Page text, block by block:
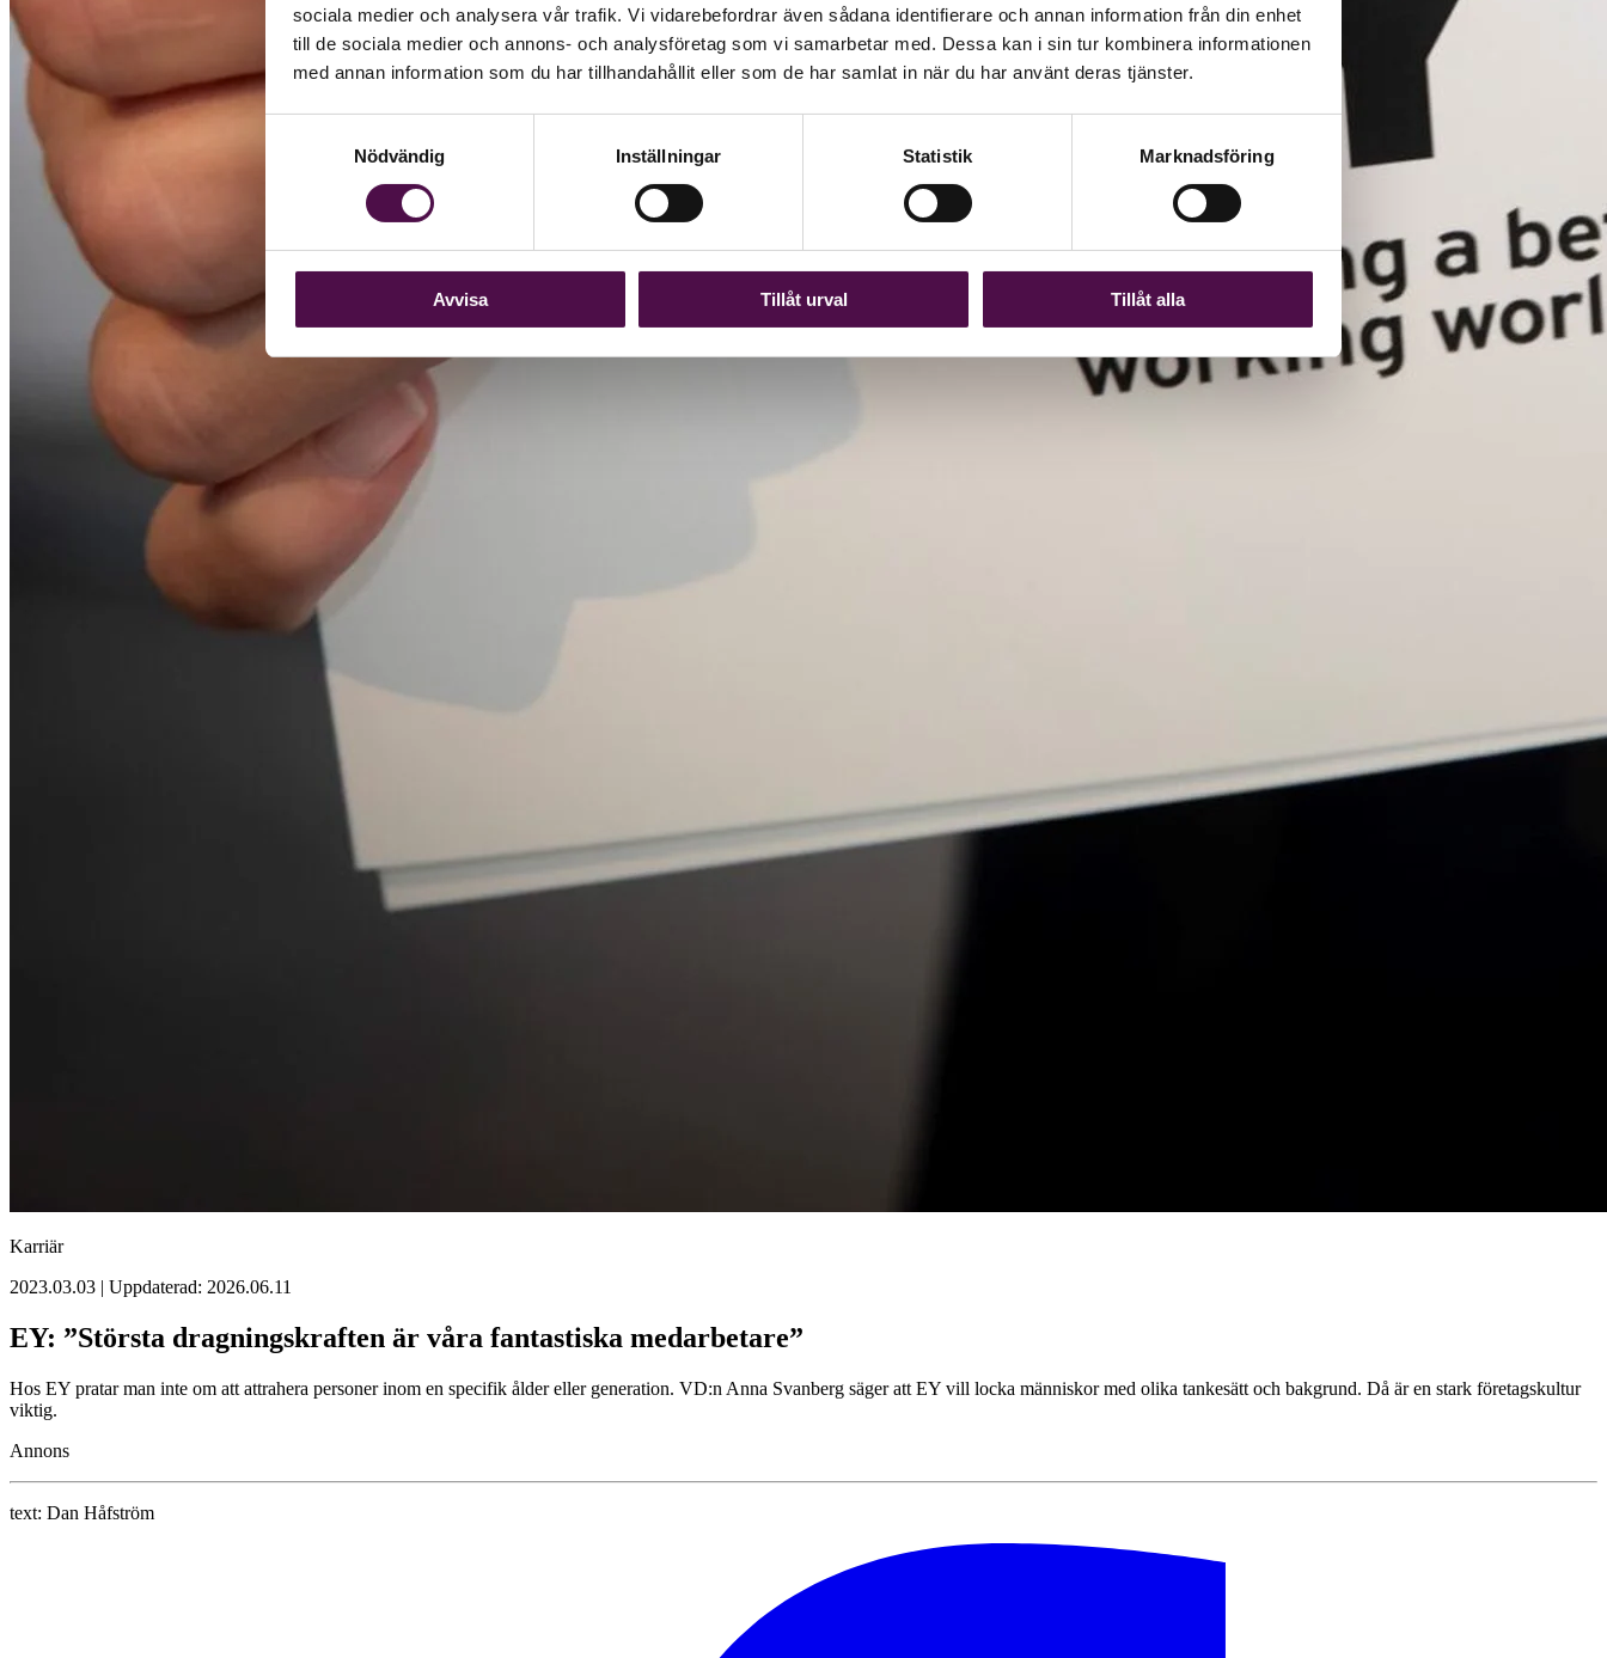
sociala medier och analysera vår trafik. Vi vidarebefordrar även sådana identifierare och annan information från din enhet
till de sociala medier och annons- och analysföretag som vi samarbetar med. Dessa kan i sin tur kombinera informationen
med annan information som du har tillhandahållit eller som de har samlat in när du har använt deras tjänster.
Nödvändig
Inställningar Statistik Marknadsföring
Avvisa Tillåt urval Tillåt alla
Karriär
2023.03.03 | Uppdaterad: 2026.06.11
EY: ”Största dragningskraften är våra fantastiska medarbetare”
Hos EY pratar man inte om att attrahera personer inom en specifik ålder eller generation. VD:n Anna Svanberg säger att EY vill locka människor med olika tankesätt och bakgrund. Då är en stark företagskultur
viktig.
Annons
text: Dan Håfström